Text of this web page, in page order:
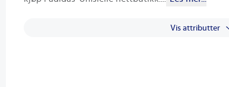
Vis attributter